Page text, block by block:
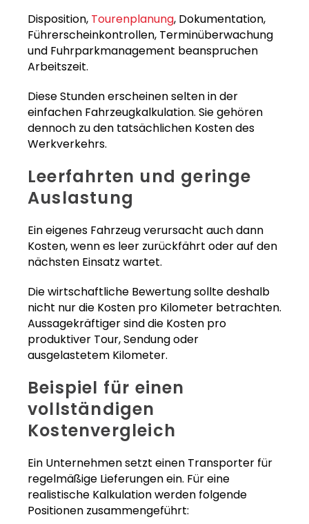
Disposition, Tourenplanung, Dokumentation,
Führerscheinkontrollen, Terminüberwachung
und Fuhrparkmanagement beanspruchen
Arbeitszeit.
Diese Stunden erscheinen selten in der
einfachen Fahrzeugkalkulation. Sie gehören
dennoch zu den tatsächlichen Kosten des
Werkverkehrs.
Leerfahrten und geringe
Auslastung
Ein eigenes Fahrzeug verursacht auch dann
Kosten, wenn es leer zurückfährt oder auf den
nächsten Einsatz wartet.
Die wirtschaftliche Bewertung sollte deshalb
nicht nur die Kosten pro Kilometer betrachten.
Aussagekräftiger sind die Kosten pro
produktiver Tour, Sendung oder
ausgelastetem Kilometer.
Beispiel für einen
vollständigen
Kostenvergleich
Ein Unternehmen setzt einen Transporter für
regelmäßige Lieferungen ein. Für eine
realistische Kalkulation werden folgende
Positionen zusammengeführt: